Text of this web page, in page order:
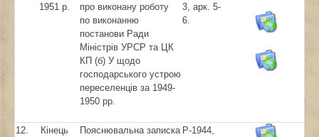
1951 р.
про виконану роботу
по виконанню
постанови Ради
Міністрів УРСР та ЦК
КП (б) У щодо
господарського устрою
переселенців за 1949-
1950 рр.
3, арк. 5-
6.
12.
Кінець
Пояснювальна записка Р-1944,